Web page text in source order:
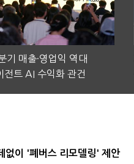
기 매출·영업익 역대
트 AI 수익화 관건
없이 '폐버스 리모델링' 제안